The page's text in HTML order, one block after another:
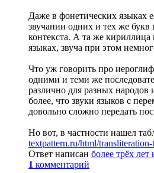
Даже в фонетических языках
звучании одних и тех же букв
контекста. А та же кириллица
языках, звуча при этом
Что уж говорить про
одними и теми же
различно для разных
более, что звуки языков с
довольно сложно передать
Но вот, в частности нашел
textpattern.ru/html/transliteration-
Ответ написан более трёх лет
1 комментарий